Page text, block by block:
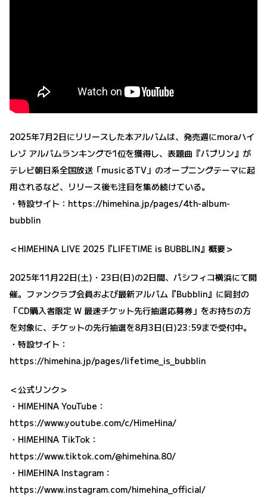
2025年7月2日にリリースした本アルバムは、発売週にmoraハイ
レゾ アルバムランキングで1位を獲得し、表題曲『バブリン』が
テレビ朝日系全国放送「musicるTV」のオープニングテーマに起
用されるなど、リリース後も注目を集め続けている。
・特設サイト： https://himehina.jp/pages/4th-album-
bubblin
＜HIMEHINA LIVE 2025『LIFETIME is BUBBLIN』概要＞
2025年11月22日(土)・23日(日)の2日間、パシフィコ横浜にて開
催。ファンクラブ会員および最新アルバム『Bubblin』に同封の
「CD購入者限定 W 最速チケット先行抽選応募券」をお持ちの方
を対象に、チケットの先行抽選を8月3日(日)23:59まで受付中。
・特設サイト：
https://himehina.jp/pages/lifetime_is_bubblin
＜公式リンク＞
・HIMEHINA YouTube：
https://www.youtube.com/c/HimeHina/
・HIMEHINA TikTok：
https://www.tiktok.com/@himehina.80/
・HIMEHINA Instagram：
https://www.instagram.com/himehina_official/